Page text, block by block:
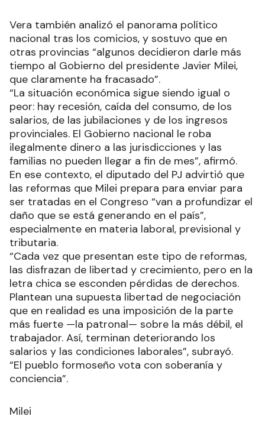
Vera también analizó el panorama político
nacional tras los comicios, y sostuvo que en
otras provincias “algunos decidieron darle más
tiempo al Gobierno del presidente Javier Milei,
que claramente ha fracasado”.
“La situación económica sigue siendo igual o
peor: hay recesión, caída del consumo, de los
salarios, de las jubilaciones y de los ingresos
provinciales. El Gobierno nacional le roba
ilegalmente dinero a las jurisdicciones y las
familias no pueden llegar a fin de mes”, afirmó.
En ese contexto, el diputado del PJ advirtió que
las reformas que Milei prepara para enviar para
ser tratadas en el Congreso “van a profundizar el
daño que se está generando en el país”,
especialmente en materia laboral, previsional y
tributaria.
“Cada vez que presentan este tipo de reformas,
las disfrazan de libertad y crecimiento, pero en la
letra chica se esconden pérdidas de derechos.
Plantean una supuesta libertad de negociación
que en realidad es una imposición de la parte
más fuerte —la patronal— sobre la más débil, el
trabajador. Así, terminan deteriorando los
salarios y las condiciones laborales”, subrayó.
“El pueblo formoseño vota con soberanía y
conciencia”.
Milei